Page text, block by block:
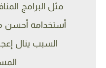
مثل البرامج
أستخدامه أحسن
السبب ينال